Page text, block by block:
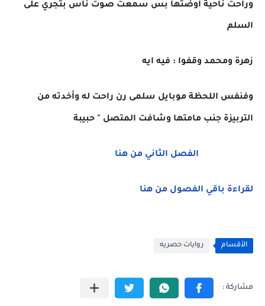
وراحت ناحية أوضتها بس سمعت صوت ناس بتجري على
السلم
زهرة ومحمد وقفوا : فيه ايه
وفنفس اللحظة موبايل سلمى رن راحت له وأخدته من
التربيزة جنب مامتها وشافت المتصل " حبيبة
الفصل الثاني من هنا
لقراءة باقي الفصول من هنا
الأقسام روايات حصريه